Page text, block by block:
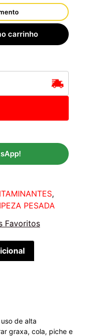
carrinho
,
PESADA
Favoritos
de alta
graxa, cola, piche e